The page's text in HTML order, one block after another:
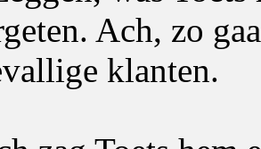
Ach, zo
klanten.